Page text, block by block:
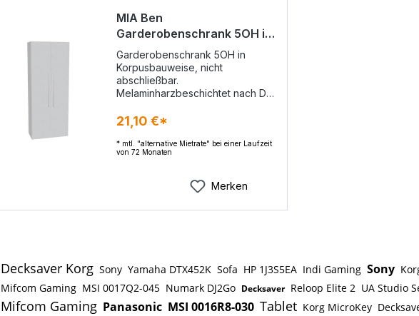
MIA Ben
Garderobenschrank 5OH in
Korpusbauweise
Garderobenschrank 5OH in
Korpusbauweise, nicht
abschließbar.
Melaminharzbeschichtet nach DIN
gerundet. Seiten/Fächer/Böden:
19 mm,eingenutete Faltrückwand:
3mm. Ausführung: Drehtüren mit
Ganzmetallbeschlägen
1x fester Konstruktionsboden bei
4OH, 1x ausziehbare
Kleiderstange. Höhenjustierung:
21,10 €*
* mtl. "alternative Mietrate" bei einer Laufzeit
von 72 Monaten
Merken
Decksaver Korg Sony Yamaha DTX452K Sofa HP 1J3S5EA Indi Gaming Sony
Mifcom Gaming MSI 0017Q2-045 Numark DJ2Go Decksaver Reloop Elite 2 UA Studio
Mifcom Gaming Panasonic MSI 0016R8-030 Tablet Korg MicroKey